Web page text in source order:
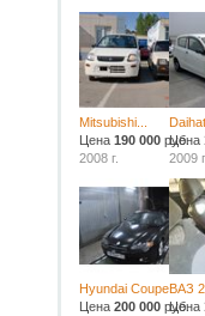
Mitsubishi...
Цена 190 000 руб.
2008 г.
Цена
2009
Hyundai Coupe
Цена 200 000 руб.
ВАЗ
Цена